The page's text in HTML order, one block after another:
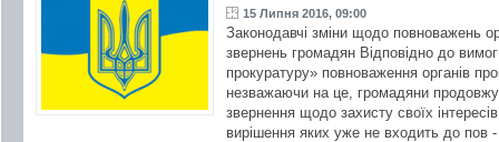
15 Липня 2016, 09:00
Законодавчі зміни щодо повноважень
звернень громадян Відповідно до
прокуратуру» повноваження органів
незважаючи на це, громадяни
звернення щодо захисту своїх
вирішення яких уже не входить до пов